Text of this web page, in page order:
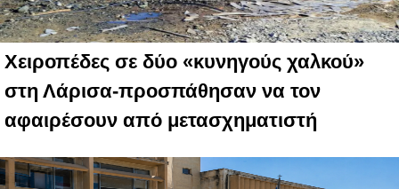
Χειροπέδες σε δύο «κυνηγούς χαλκού»
στη Λάρισα-προσπάθησαν να τον
αφαιρέσουν από μετασχηματιστή